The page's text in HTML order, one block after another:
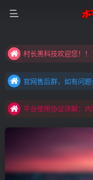
官网售后群，如有问
平台使用协议详解：